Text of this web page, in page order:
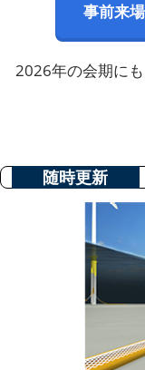
事前来
2026年の会期に
随時更新